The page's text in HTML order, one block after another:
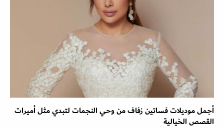
أجمل موديلات فساتين زفاف من وحي النجمات لتبدي مثل أميرات
القصص الخيالية